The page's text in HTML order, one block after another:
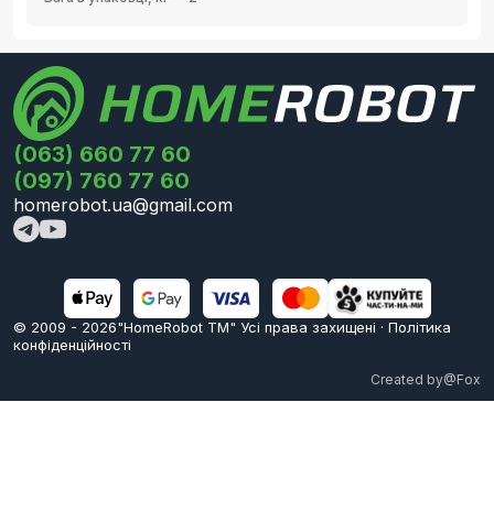
(063) 660 77 60
(097) 760 77 60
homerobot.ua@gmail.com
© 2009 - 2026"HomeRobot ТМ" Усi права захищені · Політика
конфіденційності
Created by@Fox